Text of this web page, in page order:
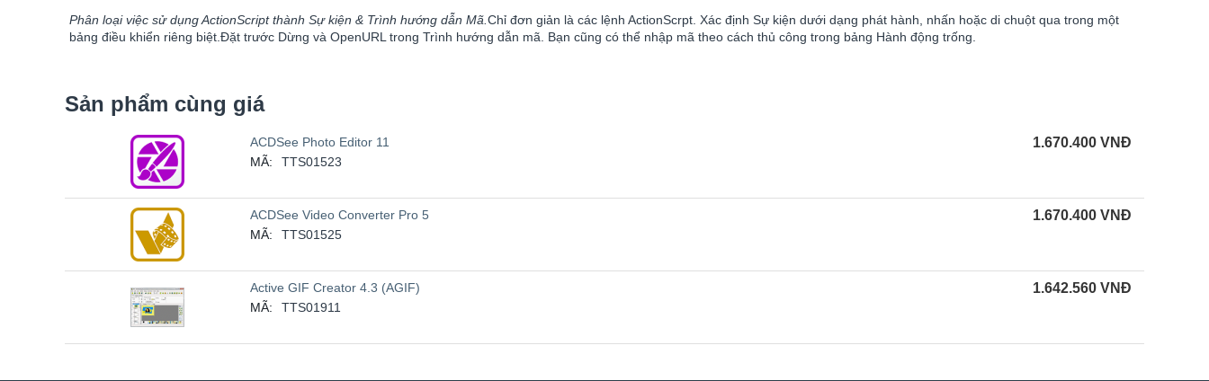
Phân loại việc sử dụng ActionScript thành Sự kiện & Trình hướng dẫn Mã. Chỉ đơn giản là các lệnh ActionScrpt. Xác định Sự kiện dưới dạng phát hành, nhấn hoặc di chuột qua trong một
bảng điều khiển riêng biệt.Đặt trước Dừng và OpenURL trong Trình hướng dẫn mã. Bạn cũng có thể nhập mã theo cách thủ công trong bảng Hành động trống.
Sản phẩm cùng giá
ACDSee Photo Editor 11
MÃ:
TTS01523
1.670.400 VNĐ
ACDSee Video Converter Pro 5
MÃ:
TTS01525
1.670.400 VNĐ
Active GIF Creator 4.3 (AGIF)
MÃ:
TTS01911
1.642.560 VNĐ